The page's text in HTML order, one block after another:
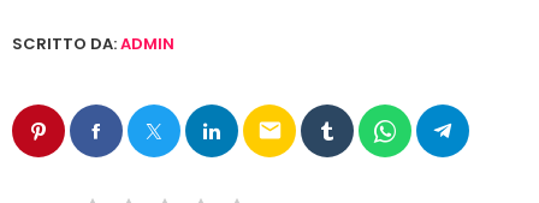
SCRITTO DA:ADMIN
email